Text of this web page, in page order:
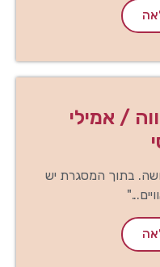
/ אמילי
בתוך המסגרת יש